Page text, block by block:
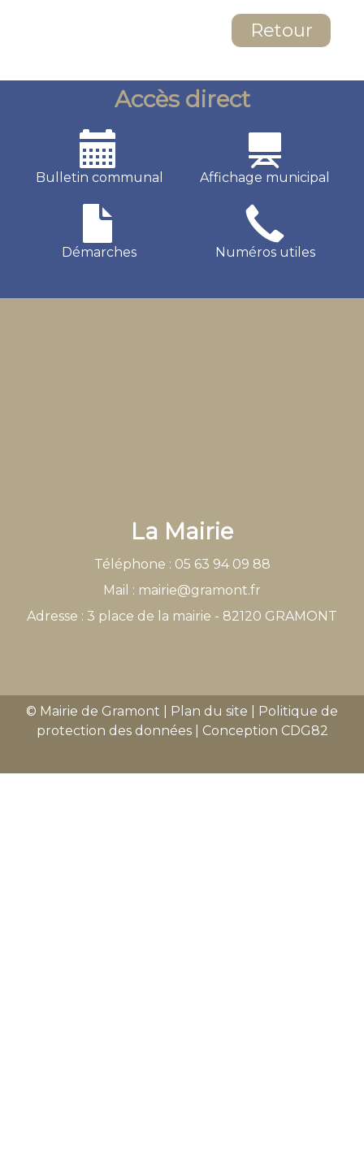
Retour
Accès direct
Bulletin communal Affichage municipal
Démarches Numéros utiles
La Mairie
Téléphone : 05 63 94 09 88
Mail : mairie@gramont.fr
Adresse : 3 place de la mairie - 82120 GRAMONT
© Mairie de Gramont Plan du site
Politique de
protection des données| Conception CDG82